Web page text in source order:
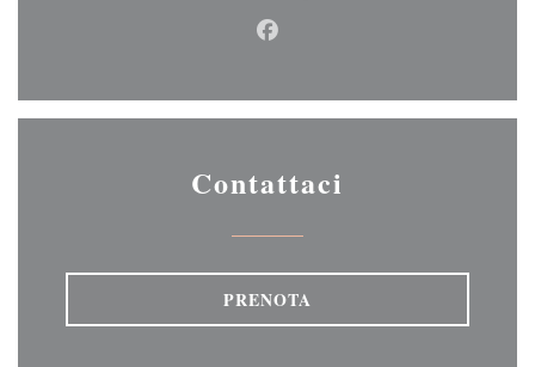
Facebook ((apre una nuova
Contattaci
PRENOTA